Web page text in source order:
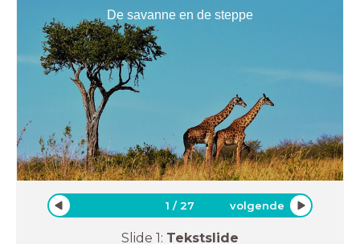
De savanne en de steppe
1 /27 volgende
Slide 1: Tekstslide